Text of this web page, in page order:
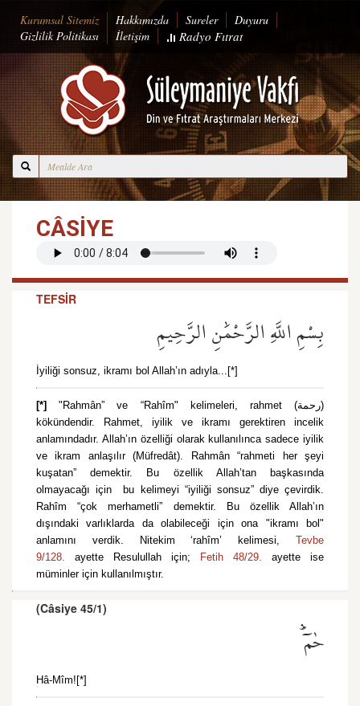
Kurumsal Sitemiz Hakkımızda Sureler
Duyuru
Gizlilik Politikası
İletişim Radyo Fıtrat
CÂSİYE
TEFSİR
بِسْمِ اللَّهِ الرَّحْمَٰنِ الرَّحِيمِ
İyiliği sonsuz, ikramı bol Allah’ın adıyla...[*]
[*]"Rahmân” ve “Rahîm" kelimeleri, rahmet (رحمة)
kökündendir. Rahmet, iyilik ve ikramı gerektiren incelik
anlamındadır. Allah’ın özelliği olarak kullanılınca sadece iyilik
ve ikram anlaşılır (Müfredât). Rahmân “rahmeti her şeyi
kuşatan” demektir. Bu özellik Allah’tan başkasında
olmayacağı için bu kelimeyi “iyiliği sonsuz” diye çevirdik.
Rahîm “çok merhametli” demektir. Bu özellik Allah’ın
dışındaki varlıklarda da olabileceği için ona "ikramı bol"
anlamını verdik. Nitekim ‘rahîm’ kelimesi, Tevbe
9/128. ayette Resulullah için; Fetih 48/29. ayette ise
müminler için kullanılmıştır.
(Câsiye 45/1)
حٰمٓۜ
Hâ-Mîm![*]